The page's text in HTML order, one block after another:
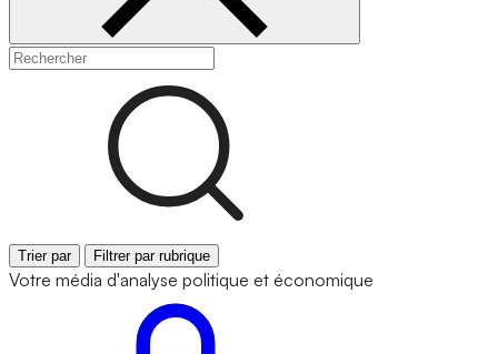
Trier par Filtrer par rubrique
Votre média d'analyse politique et économique